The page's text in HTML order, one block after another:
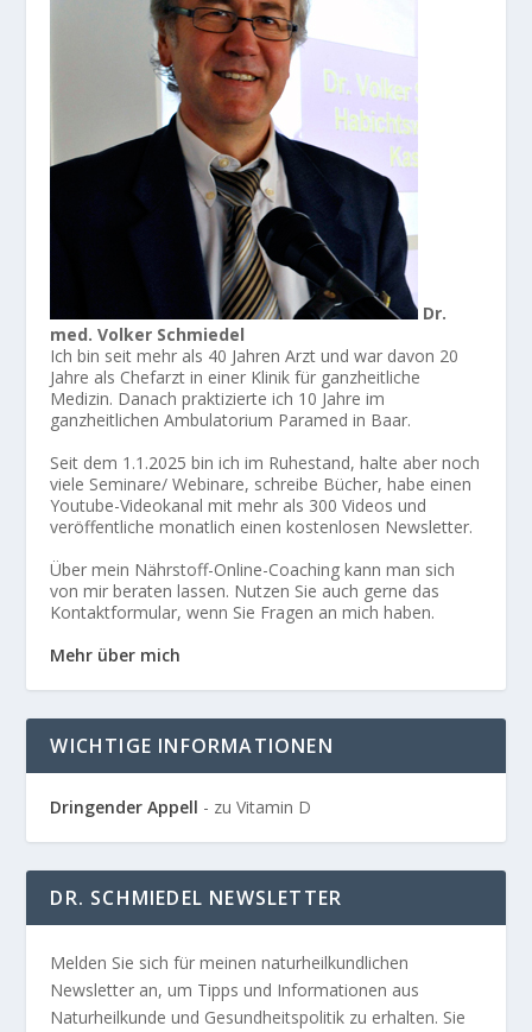
Dr.
med. Volker Schmiedel
Ich bin seit mehr als 40 Jahren Arzt und war davon 20
Jahre als Chefarzt in einer Klinik für ganzheitliche
Medizin. Danach praktizierte ich 10 Jahre im
ganzheitlichen Ambulatorium Paramed in Baar.
Seit dem 1.1.2025 bin ich im Ruhestand, halte aber noch
viele Seminare/ Webinare, schreibe Bücher, habe einen
Youtube-Videokanal mit mehr als 300 Videos und
veröffentliche monatlich einen kostenlosen Newsletter.
Über mein Nährstoff-Online-Coaching kann man sich
von mir beraten lassen. Nutzen Sie auch gerne das
Kontaktformular, wenn Sie Fragen an mich haben.
Mehr über mich
WICHTIGE INFORMATIONEN
Dringender Appell - zu Vitamin D
DR. SCHMIEDEL NEWSLETTER
Melden Sie sich für meinen naturheilkundlichen
Newsletter an, um Tipps und Informationen aus
Naturheilkunde und Gesundheitspolitik zu erhalten. Sie